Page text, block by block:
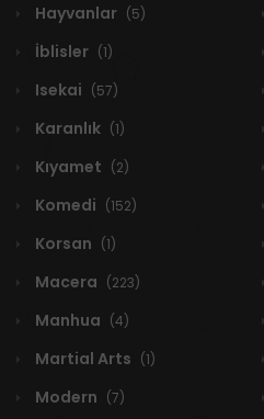
Hayvanlar (5)
İblisler (1)
Isekai (57)
Karanlık (1)
Kıyamet (2)
Komedi (152)
Korsan (1)
Macera (223)
Manhua (4)
Martial Arts (1)
Modern (7)